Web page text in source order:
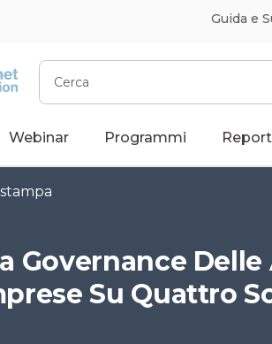
Guida e
Cerca
Webinar Programmi Report
Governance
Su Quattro